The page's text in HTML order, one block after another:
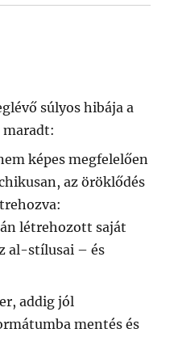
súlyos hibája a
maradt:
képes megfelelően
az öröklődés
létrehozott saját
al-stílusai – és
addig jól
mentés és